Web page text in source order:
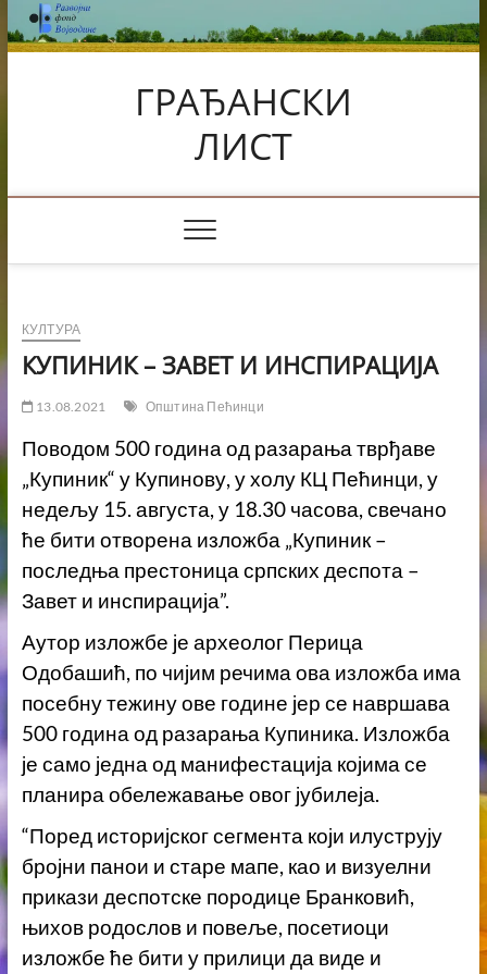
Skip
to
content
ГРАЂАНСКИ
ЛИСТ
КУЛТУРА
КУПИНИК – ЗАВЕТ И ИНСПИРАЦИЈА
13.08.2021 Општина Пећинци
Поводом 500 година од разарања тврђаве
„Купиник“ у Купинову, у холу КЦ Пећинци, у
недељу 15. августа, у 18.30 часова, свечано
ће бити отворена изложба „Купиник –
последња престоница српских деспота –
Завет и инспирација”.
Аутор изложбе је археолог Перица
Одобашић, по чијим речима ова изложба има
посебну тежину ове године јер се навршава
500 година од разарања Купиника. Изложба
је само једна од манифестација којима се
планира обележавање овог јубилеја.
“Поред историјског сегмента који илуструју
бројни панои и старе мапе, као и визуелни
прикази деспотске породице Бранковић,
њихов родослов и повеље, посетиоци
изложбе ће бити у прилици да виде и